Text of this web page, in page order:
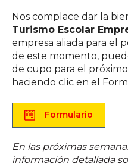
Nos complace dar la
Turismo Escolar
empresa aliada para el
de este momento,
de cupo para el
haciendo clic en el
Formulario
En las próximas
información detallada